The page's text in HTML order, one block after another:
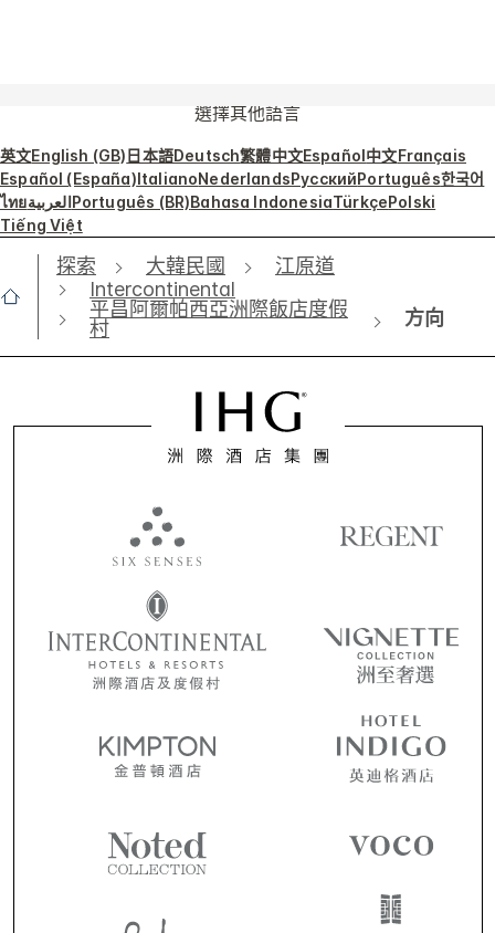
選擇其他語言
英文English (GB)日本語Deutsch繁體中文Español中文Français
Español (España)ItalianoNederlandsРусскийPortuguês한국어
ไทยالعربيةPortuguês (BR)Bahasa IndonesiaTürkçePolski
Tiếng Việt
探索 大韓民國
江原道
Intercontinental
平昌阿爾帕西亞洲際飯店度假
村
方向